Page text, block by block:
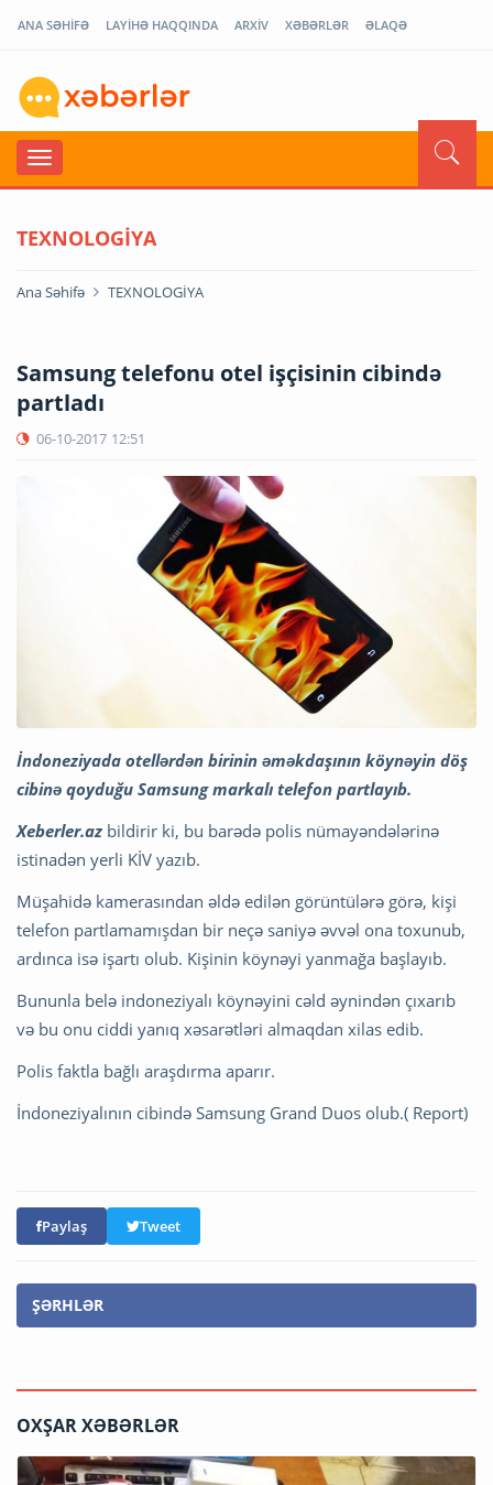
ANA SƏHİFƏ LAYİHƏ HAQQINDA ARXİV XƏBƏRLƏR ƏLAQƏ
TEXNOLOGİYA
Ana Səhifə TEXNOLOGİYA
Samsung telefonu otel işçisinin cibində
partladı
06-10-2017 12:51
İndoneziyada otellərdən birinin əməkdaşının köynəyin döş
cibinə qoyduğu Samsung markalı telefon partlayıb.
Xeberler.az bildirir ki, bu barədə polis nümayəndələrinə
istinadən yerli KİV yazıb.
Müşahidə kamerasından əldə edilən görüntülərə görə, kişi
telefon partlamamışdan bir neçə saniyə əvvəl ona toxunub,
ardınca isə işartı olub. Kişinin köynəyi yanmağa başlayıb.
Bununla belə indoneziyalı köynəyini cəld əynindən çıxarıb
və bu onu ciddi yanıq xəsarətləri almaqdan xilas edib.
Polis faktla bağlı araşdırma aparır.
İndoneziyalının cibində Samsung Grand Duos olub.( Report)
Paylaş Tweet
ŞƏRHLƏR
OXŞAR XƏBƏRLƏR